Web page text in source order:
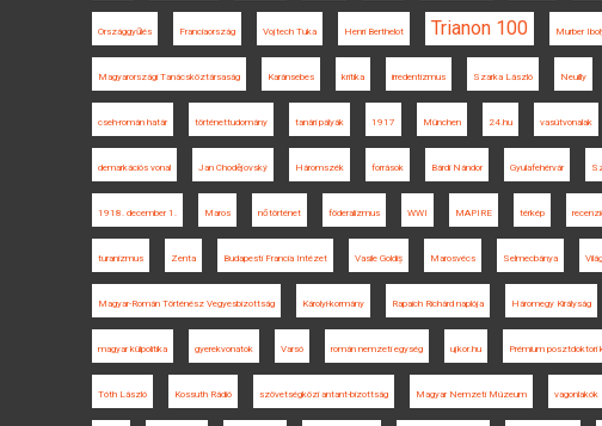
Országgyűlés Franciaország Vojtech Tuka Henri Berthelot Trianon 100 Murber
Magyarországi Tanácsköztársaság Karánsebes kritika irredentizmus Szarka László Neuilly
cseh-román határ történettudomány tanári pályák 1917 München 24.hu vasútvonalak
demarkációs vonal Jan Chodějovský Háromszék források Bárdi Nándor Gyulafehérvár
1918. december 1. Maros nőtörténet föderalizmus WWI MAPIRE térkép
turanizmus Zenta Budapesti Francia Intézet Vasile Goldiș Marosvécs Selmecbánya
Magyar-Román Történész Vegyesbizottság Károlyi-kormány Rapaich Richárd naplója Háromegy Királyság
magyar külpolitika gyerekvonatok Varsó román nemzeti egység ujkor.hu Prémium posztdoktori
Tóth László Kossuth Rádió szövetségközi antant-bizottság Magyar Nemzeti Múzeum vagonlakók